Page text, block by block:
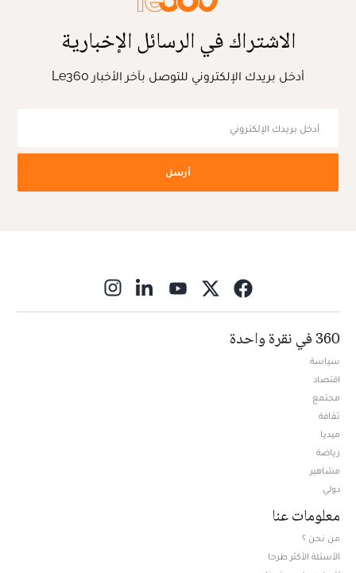
الاشتراك في الرسائل الإخبارية
أدخل بريدك الإلكتروني للتوصل بآخر الأخبار Le360
أرسل
360 في نقرة واحدة
سياسة
اقتصاد
مجتمع
ثقافة
ميديا
رياضة
مشاهير
دولي
معلومات عنا
من نحن ؟
الأسئلة الأكثر طرحا